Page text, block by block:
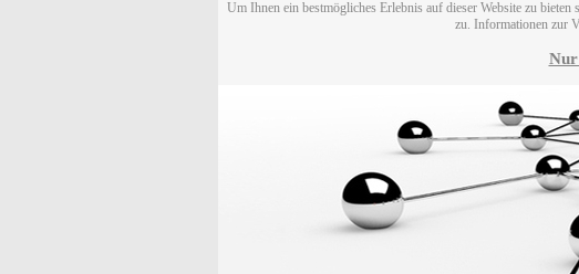
Um Ihnen ein bestmögliches Erlebnis auf dieser Website zu
zu. Informationen zur
Nur